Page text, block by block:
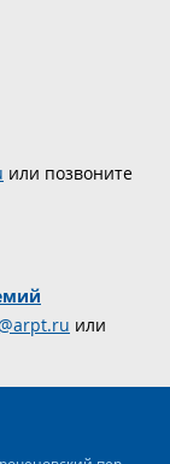
или позвоните
или